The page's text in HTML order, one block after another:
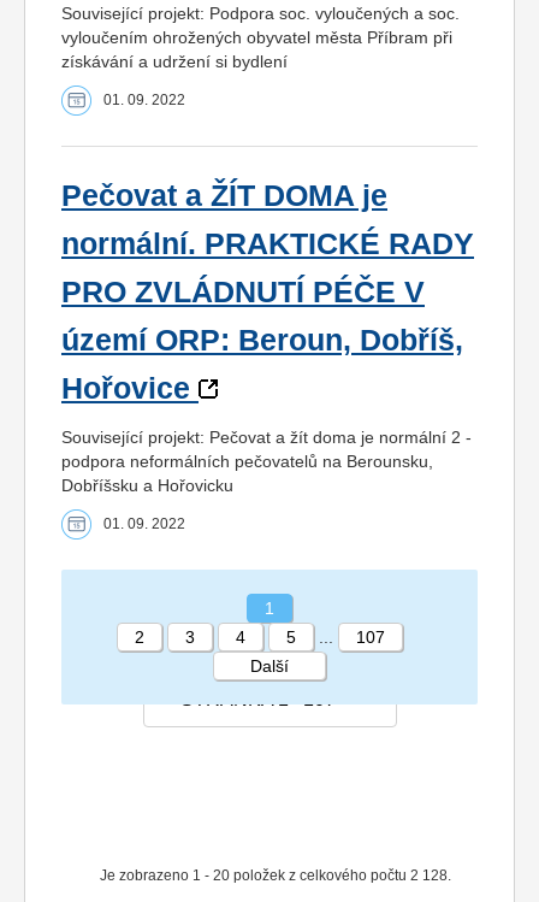
Související projekt: Podpora soc. vyloučených a soc.
vyloučením ohrožených obyvatel města Příbram při
získávání a udržení si bydlení
01. 09. 2022
Pečovat a ŽÍT DOMA je
normální. PRAKTICKÉ RADY
PRO ZVLÁDNUTÍ PÉČE V
území ORP: Beroun, Dobříš,
Hořovice
Související projekt: Pečovat a žít doma je normální 2 -
podpora neformálních pečovatelů na Berounsku,
Dobříšsku a Hořovicku
01. 09. 2022
Je zobrazeno 1 - 20 položek z celkového počtu 2 128.
1
2
3 4 5
107
Další